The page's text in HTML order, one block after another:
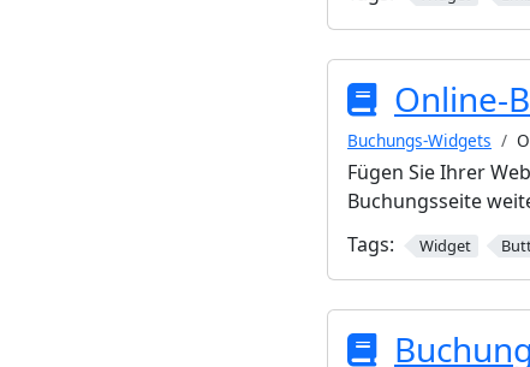
Online-
Buchungs-Widgets
Fügen Sie Ihrer
Buchungsseite
Tags:
Widget